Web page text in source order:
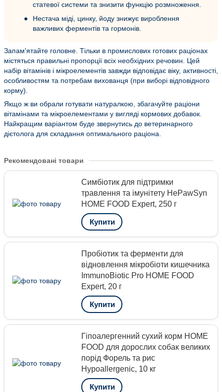
статевої системи та знизити функцію розмноження.
Нестача міді, цинку, йоду знижує вироблення
важливих ферментів та гормонів.
Запам'ятайте головне. Тільки в промислових готових раціонах
містяться правильні пропорції всіх необхідних речовин. Цей
набір вітамінів і мікроелементів завжди відповідає віку, активності,
особливостям та потребам вихованця (при виборі відповідного
корму).
Якщо ж ви обрали готувати натуралкою, збагачуйте раціони
вітамінами та мікроелементами у вигляді кормових добавок.
Найкращим варіантом буде звернутись до ветеринарного
дієтолога для складання оптимального раціона.
Рекомендовані товари
Симбіотик для підтримки
травлення та імунітету HePawSyn
HOME FOOD Expert, 250 г
Купити
Пробіотик та ферменти для
відновлення мікробіоти кишечника
ImmunoBiotic Pro HOME FOOD
Expert, 20 г
Купити
Гіпоалергенний сухий корм HOME
FOOD для дорослих собак великих
порід Форель та рис
Hypoallergenic, 10 кг
Купити